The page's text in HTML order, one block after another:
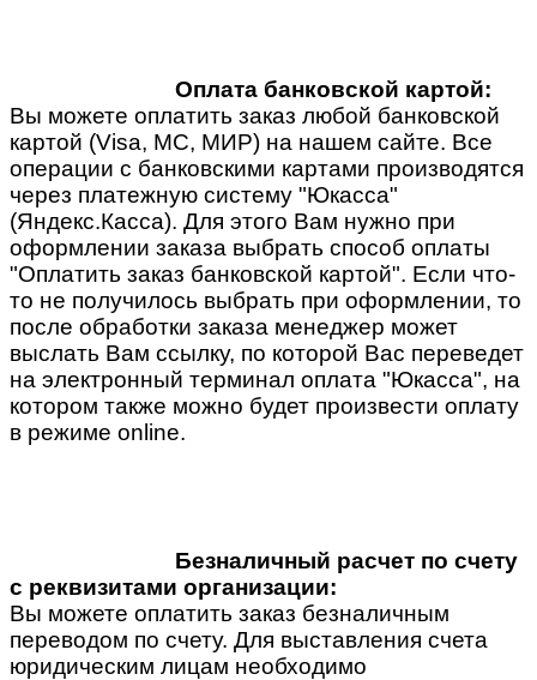
Оплата банковской картой:
Вы можете оплатить заказ любой банковской
картой (Visa, MC, МИР) на нашем сайте. Все
операции с банковскими картами производятся
через платежную систему "Юкасса"
(Яндекс.Касса). Для этого Вам нужно при
оформлении заказа выбрать способ оплаты
"Оплатить заказ банковской картой". Если что-
то не получилось выбрать при оформлении, то
после обработки заказа менеджер может
выслать Вам ссылку, по которой Вас переведет
на электронный терминал оплата "Юкасса", на
котором также можно будет произвести оплату
в режиме online.
Безналичный расчет по счету
с реквизитами организации:
Вы можете оплатить заказ безналичным
переводом по счету. Для выставления счета
юридическим лицам необходимо